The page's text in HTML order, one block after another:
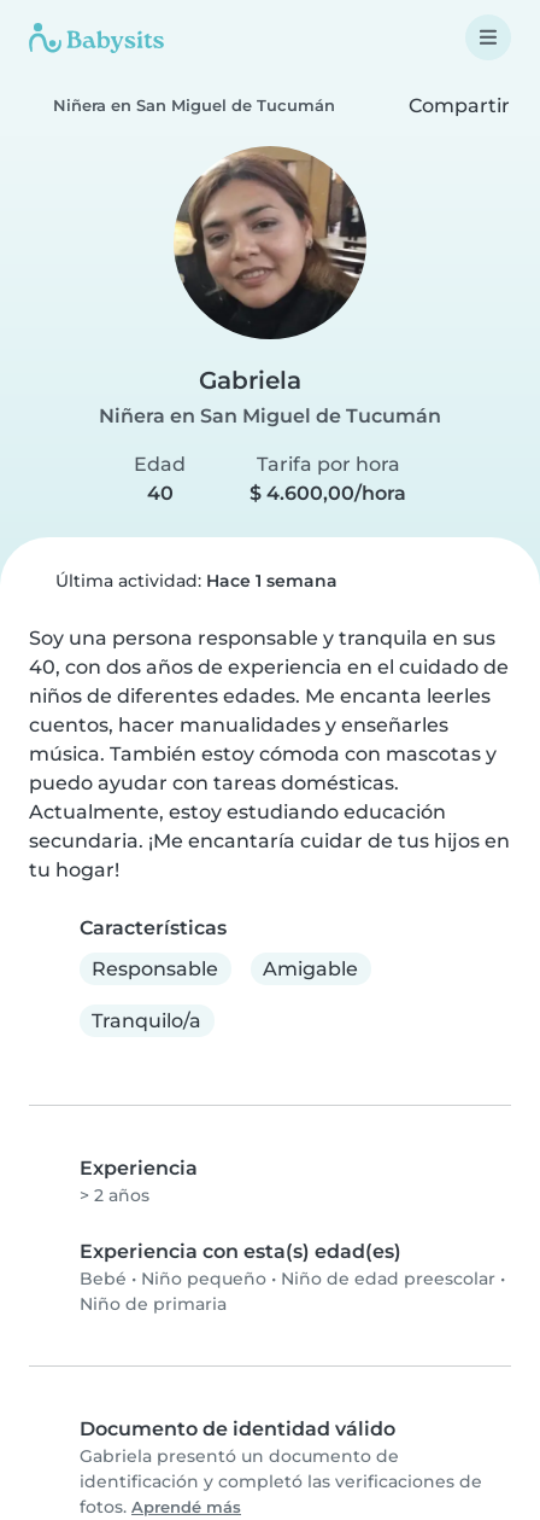
Niñera en San Miguel de Tucumán Compartir
Gabriela
Niñera en San Miguel de Tucumán
Edad
40
Tarifa por hora
$ 4.600,00/hora
Última actividad: Hace 1 semana
Soy una persona responsable y tranquila en sus
40, con dos años de experiencia en el cuidado de
niños de diferentes edades. Me encanta leerles
cuentos, hacer manualidades y enseñarles
música. También estoy cómoda con mascotas y
puedo ayudar con tareas domésticas.
Actualmente, estoy estudiando educación
secundaria. ¡Me encantaría cuidar de tus hijos en
tu hogar!
Características
Responsable
Amigable
Tranquilo/a
Experiencia
> 2 años
Experiencia con esta(s) edad(es)
Bebé • Niño pequeño • Niño de edad preescolar •
Niño de primaria
Documento de identidad válido
Gabriela presentó un documento de
identificación y completó las verificaciones de
fotos. Aprendé más